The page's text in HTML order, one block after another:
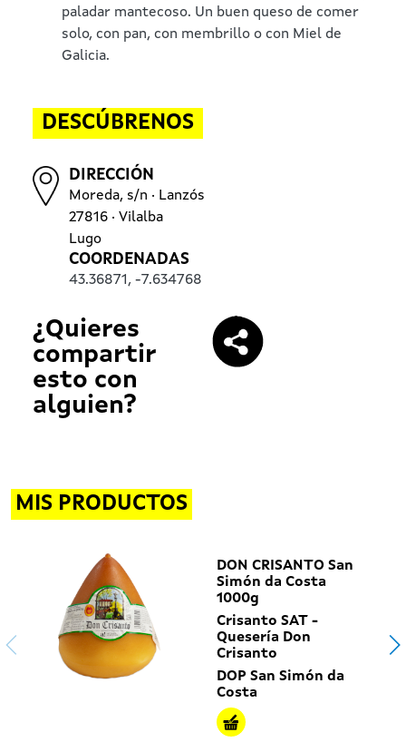
paladar mantecoso. Un buen queso de comer
solo, con pan, con membrillo o con Miel de
Galicia.
DESCÚBRENOS
DIRECCIÓN
Moreda, s/n · Lanzós
27816 · Vilalba
Lugo
COORDENADAS
43.36871, -7.634768
¿Quieres
compartir
esto con
alguien?
MIS PRODUCTOS
DON CRISANTO San
Simón da Costa
1000g
Crisanto SAT -
Quesería Don
Crisanto
DOP San Simón da
Costa